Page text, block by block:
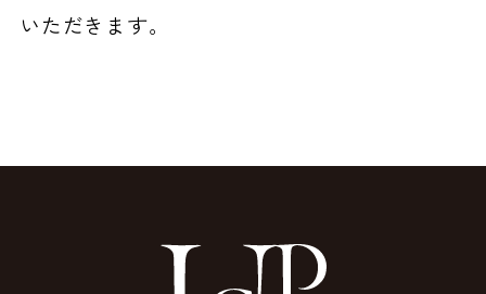
いただきます。